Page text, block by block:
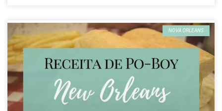
NOVA ORLEANS